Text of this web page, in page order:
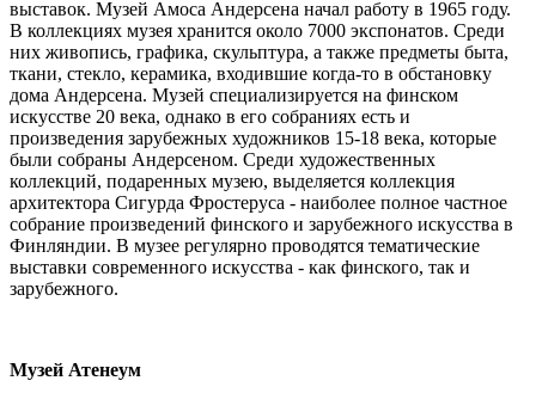
выставок. Музей Амоса Андерсена начал работу в 1965 году.
В коллекциях музея хранится около 7000 экспонатов. Среди
них живопись, графика, скульптура, а также предметы быта,
ткани, стекло, керамика, входившие когда-то в обстановку
дома Андерсена. Музей специализируется на финском
искусстве 20 века, однако в его собраниях есть и
произведения зарубежных художников 15-18 века, которые
были собраны Андерсеном. Среди художественных
коллекций, подаренных музею, выделяется коллекция
архитектора Сигурда Фростеруса - наиболее полное частное
собрание произведений финского и зарубежного искусства в
Финляндии. В музее регулярно проводятся тематические
выставки современного искусства - как финского, так и
зарубежного.
Музей Атенеум